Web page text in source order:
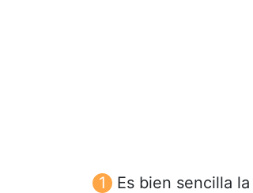
Es bien sencilla